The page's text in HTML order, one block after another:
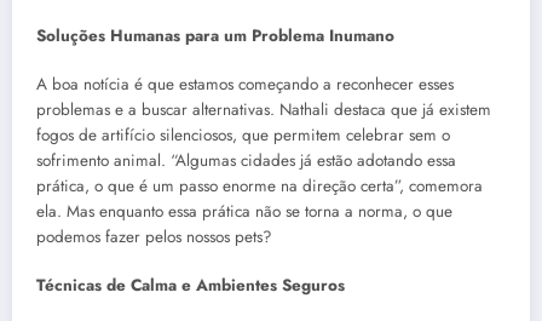
Soluções Humanas para um Problema Inumano
A boa notícia é que estamos começando a reconhecer esses
problemas e a buscar alternativas. Nathali destaca que já existem
fogos de artifício silenciosos, que permitem celebrar sem o
sofrimento animal. “Algumas cidades já estão adotando essa
prática, o que é um passo enorme na direção certa”, comemora
ela. Mas enquanto essa prática não se torna a norma, o que
podemos fazer pelos nossos pets?
Técnicas de Calma e Ambientes Seguros